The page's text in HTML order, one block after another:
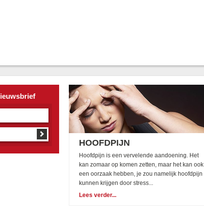
HOOFDPIJN
Hoofdpijn is een vervelende aandoening. Het
kan zomaar op komen zetten, maar het kan ook
een oorzaak hebben, je zou namelijk hoofdpijn
kunnen krijgen door stress...
Lees verder...